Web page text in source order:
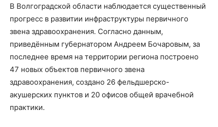
В Волгоградской области наблюдается существенный
прогресс в развитии инфраструктуры первичного
звена здравоохранения. Согласно данным,
приведённым губернатором Андреем Бочаровым, за
последнее время на территории региона построено
47 новых объектов первичного звена
здравоохранения, создано 26 фельдшерско-
акушерских пунктов и 20 офисов общей врачебной
практики.